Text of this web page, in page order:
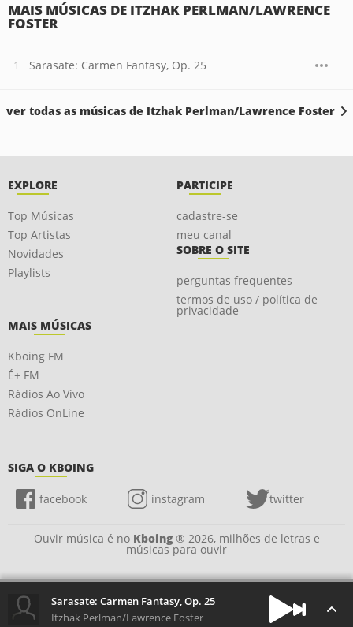
MAIS MÚSICAS DE ITZHAK PERLMAN/LAWRENCE
FOSTER
Sarasate: Carmen Fantasy, Op. 25
ver todas as músicas de Itzhak Perlman/Lawrence Foster
EXPLORE
Top Músicas
Top Artistas
Novidades
Playlists
PARTICIPE
cadastre-se
meu canal
SOBRE O SITE
perguntas frequentes
termos de uso / política de
privacidade
MAIS MÚSICAS
Kboing FM
É+ FM
Rádios Ao Vivo
Rádios OnLine
SIGA O KBOING
facebook instagram twitter
Ouvir música é no Kboing® 2026, milhões de letras e
músicas para ouvir
Sarasate: Carmen Fantasy, Op. 25
Itzhak Perlman/Lawrence Foster